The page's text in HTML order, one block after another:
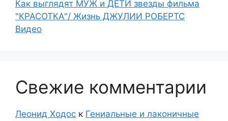
Как выглядят МУЖ и ДЕТИ звезды фильма
"КРАСОТКА"/ Жизнь ДЖУЛИИ РОБЕРТС
Видео
Свежие комментарии
Леонид Ходос к Гениальные и лаконичные